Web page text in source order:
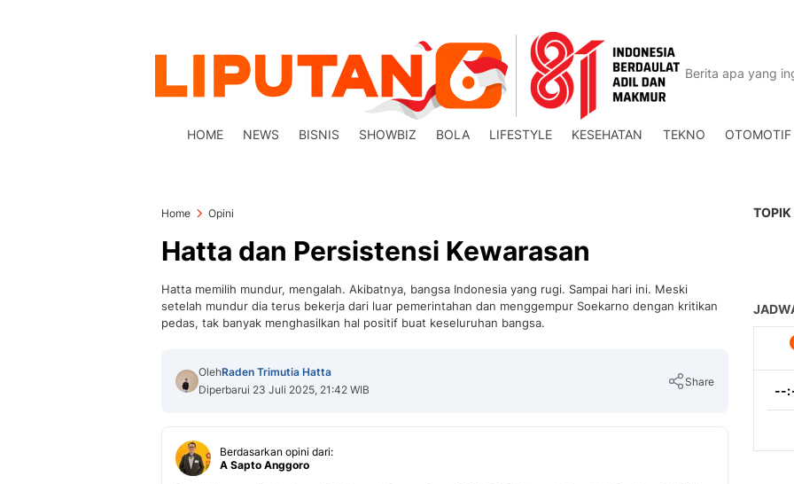
HOME NEWS BISNIS SHOWBIZ BOLA LIFESTYLE KESEHATAN TEKNO OTOMOTIF
Home Opini
Hatta dan Persistensi Kewarasan
Hatta memilih mundur, mengalah. Akibatnya, bangsa Indonesia yang rugi. Sampai hari ini. Meski
setelah mundur dia terus bekerja dari luar pemerintahan dan menggempur Soekarno dengan kritikan
pedas, tak banyak menghasilkan hal positif buat keseluruhan bangsa.
OlehRaden Trimutia Hatta
Diperbarui 23 Juli 2025, 21:42 WIB
Share
Berdasarkan opini dari:
A Sapto Anggoro
TOPIK